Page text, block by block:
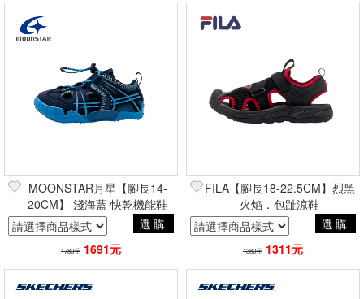
MOONSTAR月星【腳長14-
20CM】 淺海藍·快乾機能鞋
選購
1780元 1691元
FILA【腳長18-22.5CM】烈黑
火焰．包趾涼鞋
選購
1380元 1311元